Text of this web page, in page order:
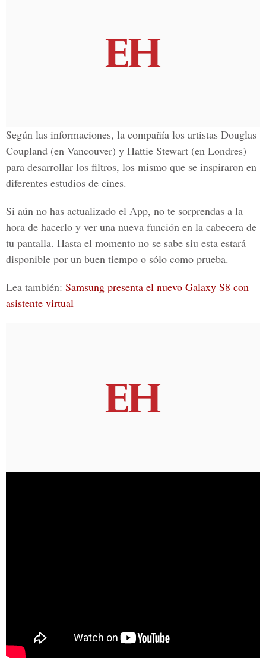
Según las informaciones, la compañía los artistas Douglas
Coupland (en Vancouver) y Hattie Stewart (en Londres)
para desarrollar los filtros, los mismo que se inspiraron en
diferentes estudios de cines.
Si aún no has actualizado el App, no te sorprendas a la
hora de hacerlo y ver una nueva función en la cabecera de
tu pantalla. Hasta el momento no se sabe siu esta estará
disponible por un buen tiempo o sólo como prueba.
Lea también: Samsung presenta el nuevo Galaxy S8 con
asistente virtual